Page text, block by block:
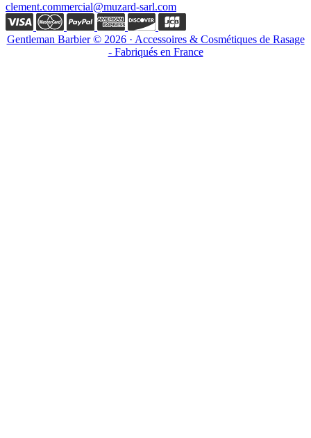
clement.commercial@muzard-sarl.com
Gentleman Barbier © 2026 · Accessoires & Cosmétiques de Rasage
- Fabriqués en France